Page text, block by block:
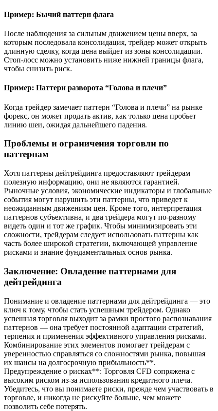
Пример: Бычий паттерн флага
После наблюдения за сильным движением цены вверх, за
которым последовала консолидация, трейдер может открыть
длинную сделку, когда цена выйдет из зоны консолидации.
Стоп-лосс можно установить ниже нижней границы флага,
чтобы снизить риск.
Пример: Паттерн разворота “Голова и плечи”
Когда трейдер замечает паттерн “Голова и плечи” на рынке
форекс, он может продать актив, как только цена пробьет
линию шеи, ожидая дальнейшего падения.
Проблемы и ограничения торговли по
паттернам
Хотя паттерны дейтрейдинга предоставляют трейдерам
полезную информацию, они не являются гарантией.
Рыночные условия, экономические индикаторы и глобальные
события могут нарушить эти паттерны, что приведет к
неожиданным движениям цен. Кроме того, интерпретация
паттернов субъективна, и два трейдера могут по-разному
видеть один и тот же график. Чтобы минимизировать эти
сложности, трейдерам следует использовать паттерны как
часть более широкой стратегии, включающей управление
рисками и знание фундаментальных основ рынка.
Заключение: Овладение паттернами для
дейтрейдинга
Понимание и овладение паттернами для дейтрейдинга — это
ключ к тому, чтобы стать успешным трейдером. Однако
успешная торговля выходит за рамки простого распознавания
паттернов — она требует постоянной адаптации стратегий,
терпения и применения эффективного управления рисками.
Комбинирование этих элементов помогает трейдерам с
уверенностью справляться со сложностями рынка, повышая
их шансы на долгосрочную прибыльность**.
Предупреждение о рисках**: Торговля CFD сопряжена с
высоким риском из-за использования кредитного плеча.
Убедитесь, что вы понимаете риски, прежде чем участвовать в
торговле, и никогда не рискуйте больше, чем можете
позволить себе потерять.